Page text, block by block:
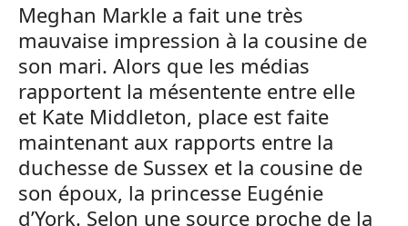
Meghan Markle a fait une très
mauvaise impression à la cousine de
son mari. Alors que les médias
rapportent la mésentente entre elle
et Kate Middleton, place est faite
maintenant aux rapports entre la
duchesse de Sussex et la cousine de
son époux, la princesse Eugénie
d’York. Selon une source proche de la